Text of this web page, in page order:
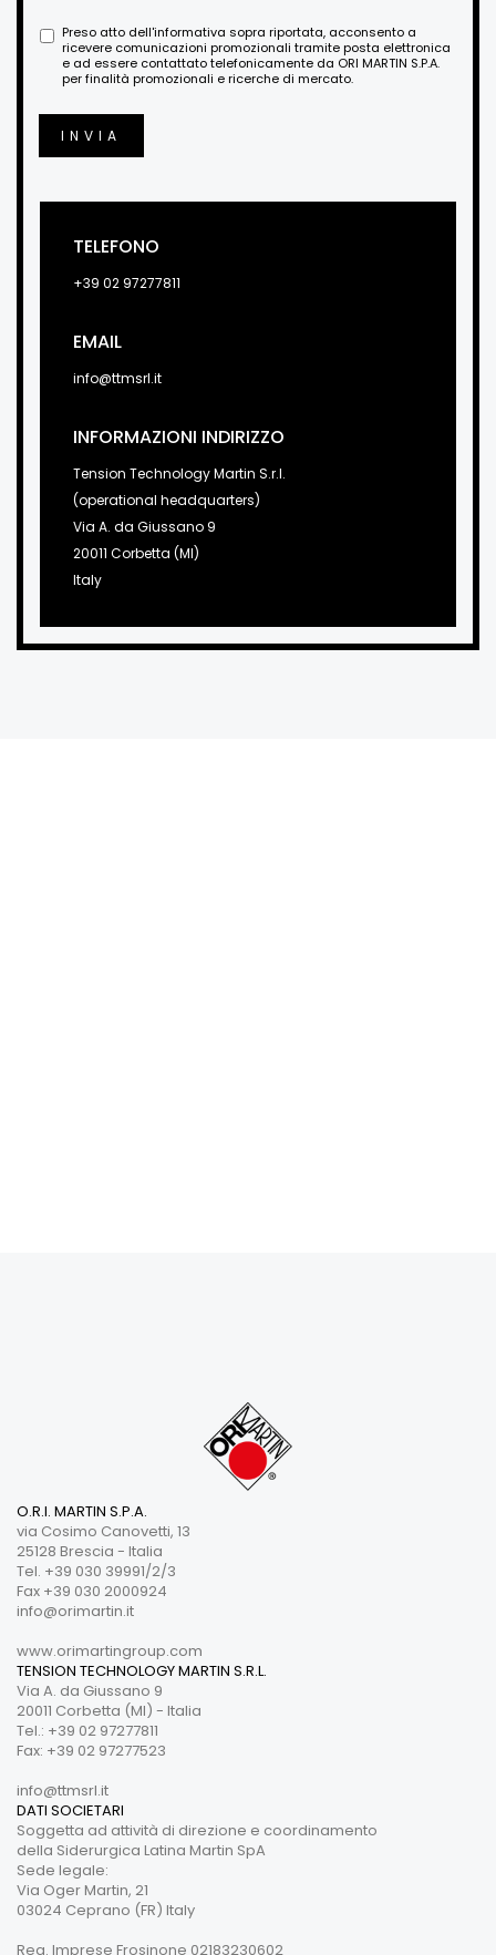
Preso atto dell'informativa sopra riportata, acconsento a
ricevere comunicazioni promozionali tramite posta elettronica
e ad essere contattato telefonicamente da ORI MARTIN S.P.A.
per finalità promozionali e ricerche di mercato.
INVIA
TELEFONO
+39 02 97277811
EMAIL
info@ttmsrl.it
INFORMAZIONI INDIRIZZO
Tension Technology Martin S.r.l.
(operational headquarters)
Via A. da Giussano 9
20011 Corbetta (MI)
Italy
O.R.I. MARTIN S.P.A.
via Cosimo Canovetti, 13
25128 Brescia - Italia
Tel. +39 030 39991/2/3
Fax +39 030 2000924
info@orimartin.it
www.orimartingroup.com
TENSION TECHNOLOGY MARTIN S.R.L.
Via A. da Giussano 9
20011 Corbetta (MI) - Italia
Tel.: +39 02 97277811
Fax: +39 02 97277523
info@ttmsrl.it
DATI SOCIETARI
Soggetta ad attività di direzione e coordinamento
della Siderurgica Latina Martin SpA
Sede legale:
Via Oger Martin, 21
03024 Ceprano (FR) Italy
Reg. Imprese Frosinone 02183230602